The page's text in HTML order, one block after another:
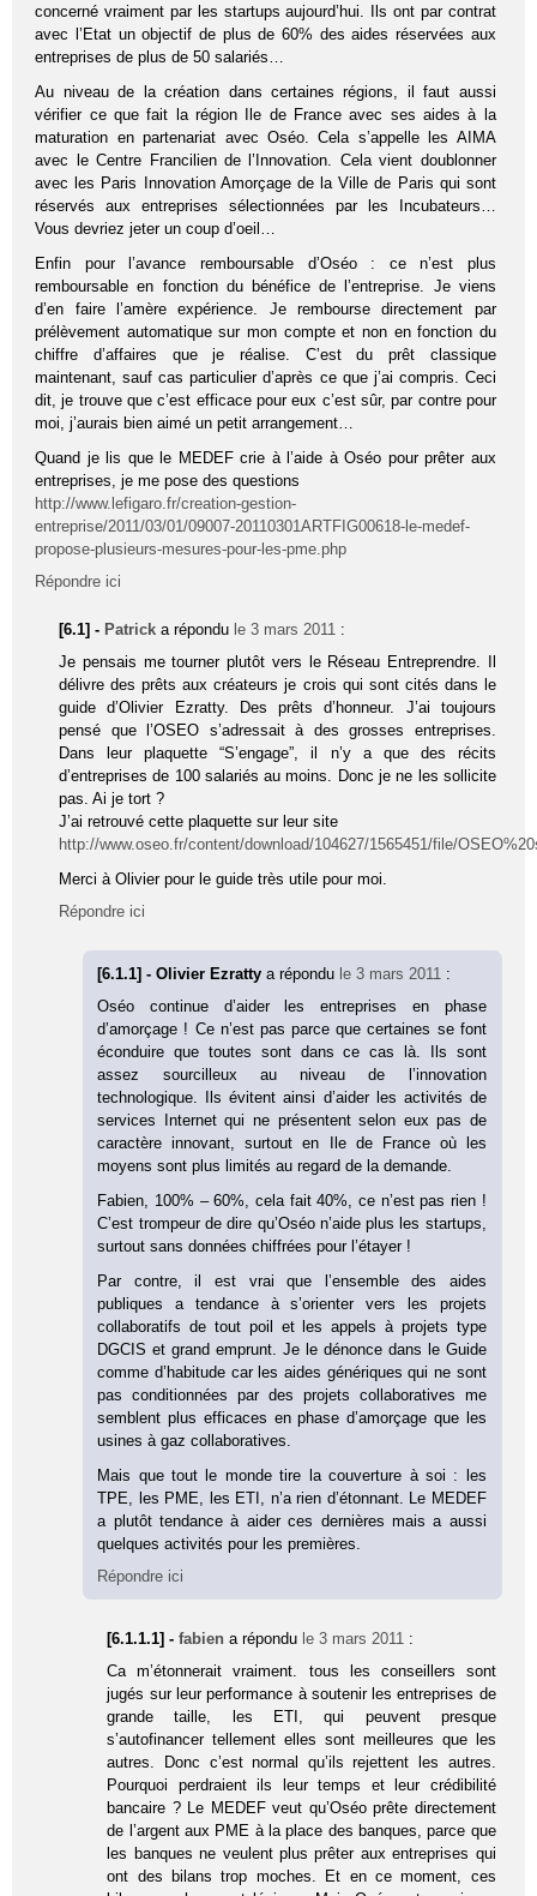
concerné vraiment par les startups aujourd’hui. Ils ont par contrat
avec l’Etat un objectif de plus de 60% des aides réservées aux
entreprises de plus de 50 salariés…
Au niveau de la création dans certaines régions, il faut aussi
vérifier ce que fait la région Ile de France avec ses aides à la
maturation en partenariat avec Oséo. Cela s’appelle les AIMA
avec le Centre Francilien de l’Innovation. Cela vient doublonner
avec les Paris Innovation Amorçage de la Ville de Paris qui sont
réservés aux entreprises sélectionnées par les Incubateurs…
Vous devriez jeter un coup d’oeil…
Enfin pour l’avance remboursable d’Oséo : ce n’est plus
remboursable en fonction du bénéfice de l’entreprise. Je viens
d’en faire l’amère expérience. Je rembourse directement par
prélèvement automatique sur mon compte et non en fonction du
chiffre d’affaires que je réalise. C’est du prêt classique
maintenant, sauf cas particulier d’après ce que j’ai compris. Ceci
dit, je trouve que c’est efficace pour eux c’est sûr, par contre pour
moi, j’aurais bien aimé un petit arrangement…
Quand je lis que le MEDEF crie à l’aide à Oséo pour prêter aux
entreprises, je me pose des questions
http://www.lefigaro.fr/creation-gestion-
entreprise/2011/03/01/09007-20110301ARTFIG00618-le-medef-
propose-plusieurs-mesures-pour-les-pme.php
Répondre ici
[6.1] - Patrick a répondu le 3 mars 2011 :
Je pensais me tourner plutôt vers le Réseau Entreprendre. Il
délivre des prêts aux créateurs je crois qui sont cités dans le
guide d’Olivier Ezratty. Des prêts d’honneur. J’ai toujours
pensé que l’OSEO s’adressait à des grosses entreprises.
Dans leur plaquette “S’engage”, il n’y a que des récits
d’entreprises de 100 salariés au moins. Donc je ne les sollicite
pas. Ai je tort ?
J’ai retrouvé cette plaquette sur leur site
http://www.oseo.fr/content/download/104627/1565451/file/
Merci à Olivier pour le guide très utile pour moi.
Répondre ici
[6.1.1] - Olivier Ezrattya répondu le 3 mars 2011 :
Oséo continue d’aider les entreprises en phase
d’amorçage ! Ce n’est pas parce que certaines se font
éconduire que toutes sont dans ce cas là. Ils sont
assez sourcilleux au niveau de l’innovation
technologique. Ils évitent ainsi d’aider les activités de
services Internet qui ne présentent selon eux pas de
caractère innovant, surtout en Ile de France où les
moyens sont plus limités au regard de la demande.
Fabien, 100% – 60%, cela fait 40%, ce n’est pas rien !
C’est trompeur de dire qu’Oséo n’aide plus les startups,
surtout sans données chiffrées pour l’étayer !
Par contre, il est vrai que l’ensemble des aides
publiques a tendance à s’orienter vers les projets
collaboratifs de tout poil et les appels à projets type
DGCIS et grand emprunt. Je le dénonce dans le Guide
comme d’habitude car les aides génériques qui ne sont
pas conditionnées par des projets collaboratives me
semblent plus efficaces en phase d’amorçage que les
usines à gaz collaboratives.
Mais que tout le monde tire la couverture à soi : les
TPE, les PME, les ETI, n’a rien d’étonnant. Le MEDEF
a plutôt tendance à aider ces dernières mais a aussi
quelques activités pour les premières.
Répondre ici
[6.1.1.1] -fabien a répondu le 3 mars 2011 :
Ca m’étonnerait vraiment. tous les conseillers sont
jugés sur leur performance à soutenir les entreprises de
grande taille, les ETI, qui peuvent presque
s’autofinancer tellement elles sont meilleures que les
autres. Donc c’est normal qu’ils rejettent les autres.
Pourquoi perdraient ils leur temps et leur crédibilité
bancaire ? Le MEDEF veut qu’Oséo prête directement
de l’argent aux PME à la place des banques, parce que
les banques ne veulent plus prêter aux entreprises qui
ont des bilans trop moches. Et en ce moment, ces